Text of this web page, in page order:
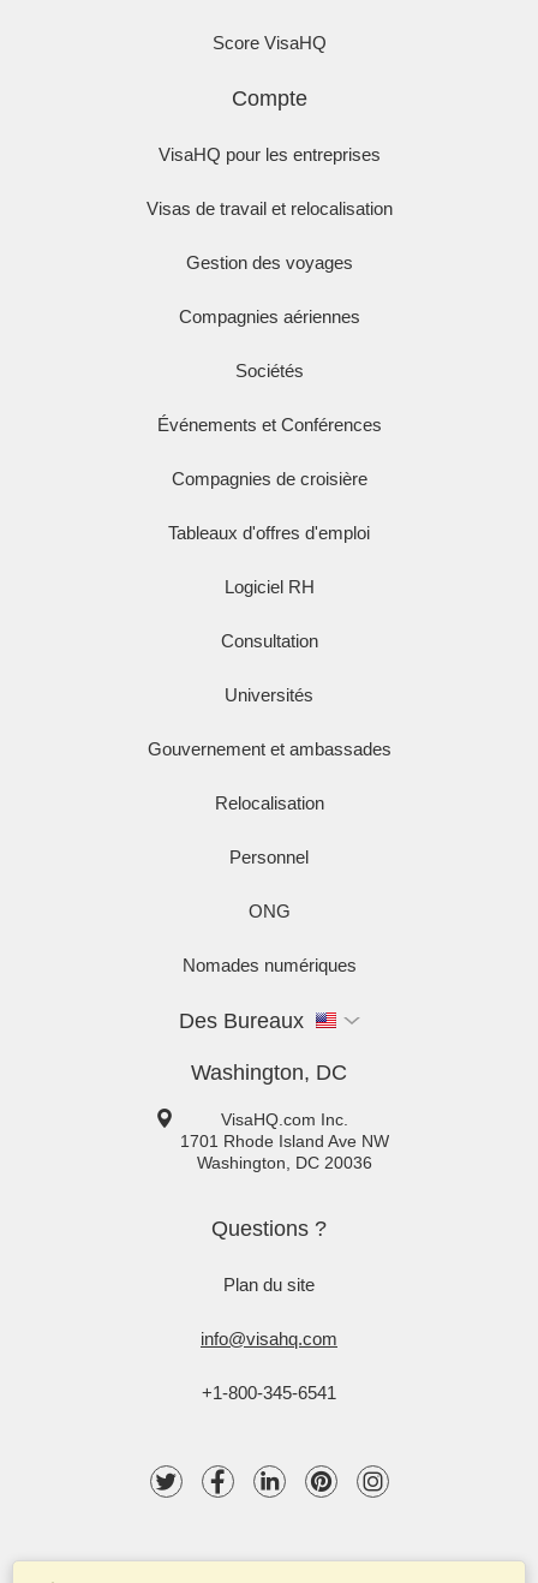
Score VisaHQ
Compte
VisaHQ pour les entreprises
Visas de travail et relocalisation
Gestion des voyages
Compagnies aériennes
Sociétés
Événements et Conférences
Compagnies de croisière
Tableaux d'offres d'emploi
Logiciel RH
Consultation
Universités
Gouvernement et ambassades
Relocalisation
Personnel
ONG
Nomades numériques
Des Bureaux
Washington, DC
VisaHQ.com Inc.
1701 Rhode Island Ave NW
Washington
DC 20036
Questions ?
Plan du site
info@visahq.com
+1-800-345-6541